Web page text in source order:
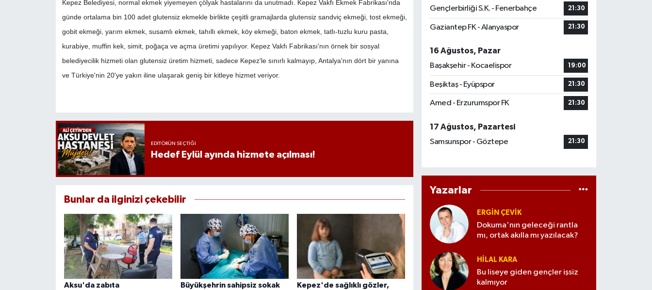
Kepez Belediyesi, normal ekmek yiyemeyen çölyak hastalarını da unutmadı. Kepez Vakfı Ekmek Fabrikası'nda
günde ortalama bin 100 adet glutensiz ekmekle birlikte çeşitli gramajlarda glutensiz sandviç ekmeği, tost ekmeği,
gobit ekmeği, yarım ekmek, susamlı ekmek, tahıllı ekmek, köy ekmeği, baton ekmek, tatlı-tuzlu kuru pasta,
kurabiye, muffin kek, simit, poğaça ve açma üretimi yapılıyor. Kepez Vakfı Fabrikası'nın örnek bir sosyal
belediyecilik hizmeti olan glutensiz üretim hizmeti, sadece Kepez'le sınırlı kalmayıp, Antalya'nın dört bir yanına
ve Türkiye'nin 20'ye yakın iline ulaşarak geniş bir kitleye hizmet veriyor.
EDITÖRÜN SEÇTIĞI
Hedef Eylül ayında hizmete açılması!
Bunlar da ilginizi çekebilir
Aksu'da zabıta
Büyükşehrin sahipsiz sokak
Kepez'de sağlıklı gözler,
Gençlerbirliği S.K. - Fenerbahçe 21:30
Gaziantep FK - Alanyaspor 21:30
16 Ağustos, Pazar
Başakşehir - Kocaelispor
19:00
Beşiktaş - Eyüpspor 21:30
Amed - Erzurumspor FK 21:30
17 Ağustos, Pazartesi
Samsunspor - Göztepe
21:30
Yazarlar
ERGIN ÇEVİK
Dokuma'nın geleceği rantla
mı, ortak akılla mı yazılacak?
HILAL KARA
Bu liseye giden gençler işsiz
kalmıyor